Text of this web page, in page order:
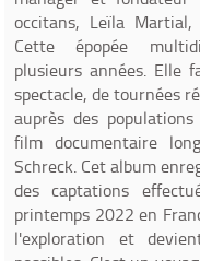
occitans, Leïla
Cette épopée
plusieurs années. Elle
spectacle, de tournées
auprès des
film documentaire
Schreck. Cet album
des captations
printemps 2022 en
l'exploration et